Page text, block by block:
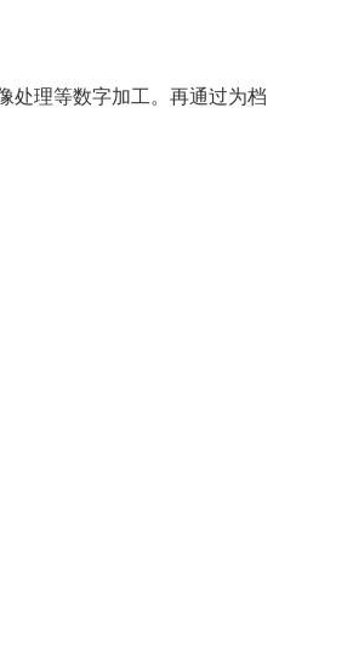
处理等数字加工。再通过为档